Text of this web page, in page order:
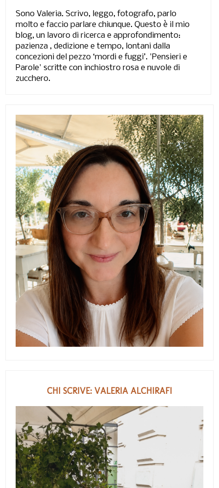
Sono Valeria. Scrivo, leggo, fotografo, parlo
molto e faccio parlare chiunque. Questo è il mio
blog, un lavoro di ricerca e approfondimento:
pazienza , dedizione e tempo, lontani dalla
concezioni del pezzo ‘mordi e fuggi’. 'Pensieri e
Parole' scritte con inchiostro rosa e nuvole di
zucchero.
CHI SCRIVE: VALERIA ALCHIRAFI